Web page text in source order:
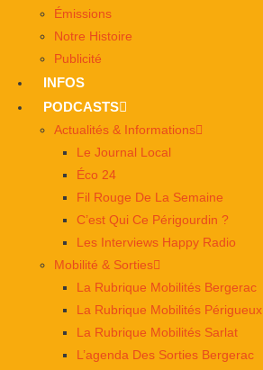
Émissions
Notre Histoire
Publicité
INFOS
PODCASTS
Actualités & Informations
Le Journal Local
Éco 24
Fil Rouge De La Semaine
C’est Qui Ce Périgourdin ?
Les Interviews Happy Radio
Mobilité & Sorties
La Rubrique Mobilités Bergerac
La Rubrique Mobilités Périgueux
La Rubrique Mobilités Sarlat
L’agenda Des Sorties Bergerac